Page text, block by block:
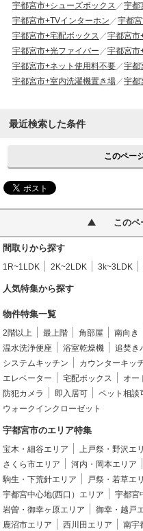
宇都宮市+シューズボックス
宇都
宇都宮市+TVインターホン
宇都
宇都宮市+宅配ボックス
宇都宮市
宇都宮市+光ファイバー
宇都宮市
宇都宮市+ネット使用料不要
宇都
宇都宮市+室内洗濯機置き場
宇都
最近検索した条件
このペー
このペ
間取りから探す
1R~1LDK 2K~2LDK 3k~3LDK
人気特集から探す
物件特集一覧
2階以上 最上階 角部屋 南向き
温水洗浄便座
浴室乾燥機 追焚き
システムキッチン
カウンターキッ
エレベーター
宅配ボックス オー
防犯カメラ
即入居可 ペット相談
ウォークインクローゼット
宇都宮市のエリア特集
宝木・細谷エリア 上戸祭・野沢エ
さくら市エリア
河内・岡本エリア
駒生・下荒針エリア
戸祭・若草エ
宇都宮中心地(西口）エリア
宇都宮
岩曽・御幸ヶ原エリア
御幸・越戸
鹿沼市エリア
西川田エリア 南宇